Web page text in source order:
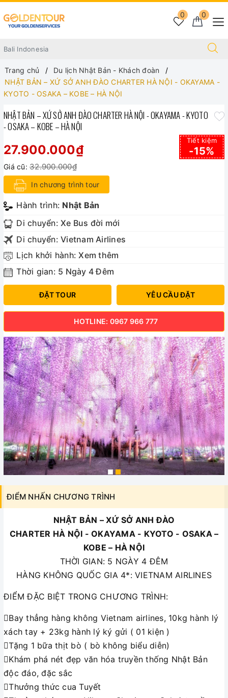
0
0
Trang chủ
Du lịch Nhật Bản - Khách đoàn
NHẬT BẢN – XỨ SỞ ANH ĐÀO CHARTER HÀ NỘI - OKAYAMA -
KYOTO - OSAKA – KOBE – HÀ NỘI
ĐIỂM NHẤN CHƯƠNG TRÌNH
NHẬT BẢN – XỨ SỞ ANH ĐÀO
CHARTER HÀ NỘI - OKAYAMA - KYOTO - OSAKA –
KOBE – HÀ NỘI
THỜI GIAN: 5 NGÀY 4 ĐÊM
HÀNG KHÔNG QUỐC GIA 4*: VIETNAM AIRLINES
ĐIỂM ĐẶC BIỆT TRONG CHƯƠNG TRÌNH:
Bay thẳng hàng không Vietnam airlines, 10kg hành lý
xách tay + 23kg hành lý ký gửi ( 01 kiện )
Tặng 1 bữa thịt bò ( bò không biểu diễn)
Khám phá nét đẹp văn hóa truyền thống Nhật Bản
độc đáo, đặc sắc
Thưởng thức cua Tuyết
NHẬT BẢN – XỨ SỞ ANH ĐÀO CHARTER HÀ NỘI - OKAYAMA - KYOTO
- OSAKA – KOBE – HÀ NỘI
27.900.000₫
Giá cũ: 32.900.000₫
Tiết kiệm
-15%
In chương trình tour
Hành trình: Nhật Bản
Di chuyển: Xe Bus đời mới
Di chuyển: Vietnam Airlines
Lịch khởi hành:Xem thêm
Thời gian: 5 Ngày 4 Đêm
ĐẶT TOUR YÊU CẦU ĐẶT
HOTLINE: 0967 966 777